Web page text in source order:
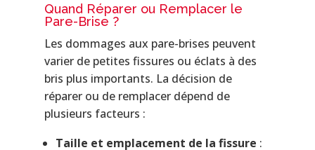
Quand Réparer ou Remplacer le
Pare-Brise ?
Les dommages aux pare-brises peuvent
varier de petites fissures ou éclats à des
bris plus importants. La décision de
réparer ou de remplacer dépend de
plusieurs facteurs :
Taille et emplacement de la fissure :